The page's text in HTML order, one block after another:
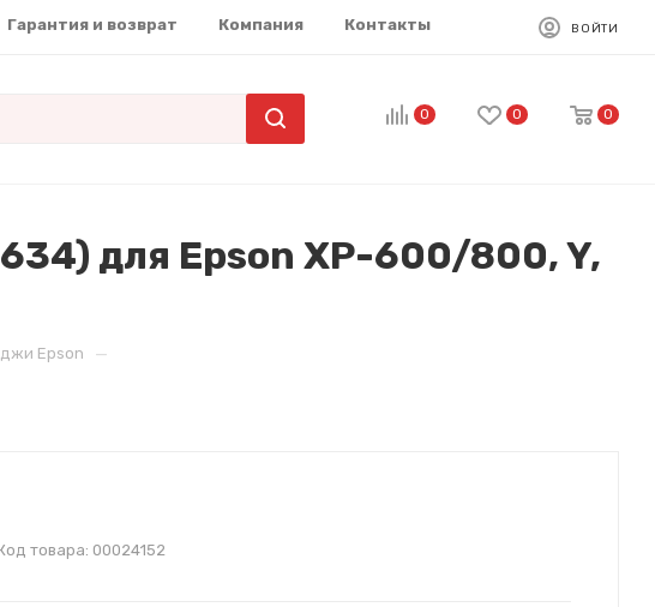
Гарантия и возврат Компания Контакты ВОЙТИ
0 0 0
для Epson XP-600/800, Y,
Epson —
товара: 00024152